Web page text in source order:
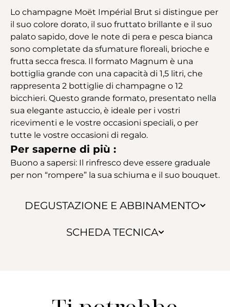
DEGUSTAZIONE E ABBINAMENTO
SCHEDA TECNICA
Lo champagne Moët Impérial Brut si distingue per
il suo colore dorato, il suo fruttato brillante e il suo
palato sapido, dove le note di pera e pesca bianca
sono completate da sfumature floreali, brioche e
frutta secca fresca. Il formato Magnum è una
bottiglia grande con una capacità di 1,5 litri, che
rappresenta 2 bottiglie di champagne o 12
bicchieri. Questo grande formato, presentato nella
sua elegante astuccio, è ideale per i vostri
ricevimenti e le vostre occasioni speciali, o per
tutte le vostre occasioni di regalo.
Per saperne di più :
Buono a sapersi: Il rinfresco deve essere graduale
per non “rompere” la sua schiuma e il suo bouquet.